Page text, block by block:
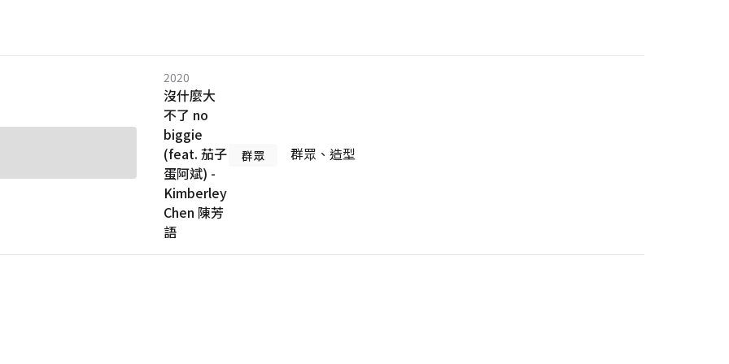
2020
沒什麼大
不了 no
biggie
(feat. 茄子
蛋阿斌) -
Kimberley
Chen 陳芳
語
群眾 群眾、造型